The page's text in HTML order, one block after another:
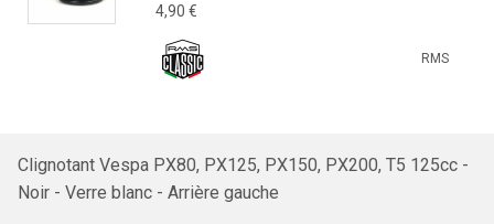
4,90 €
RMS
Clignotant Vespa PX80, PX125, PX150, PX200, T5 125cc -
Noir - Verre blanc - Arrière gauche